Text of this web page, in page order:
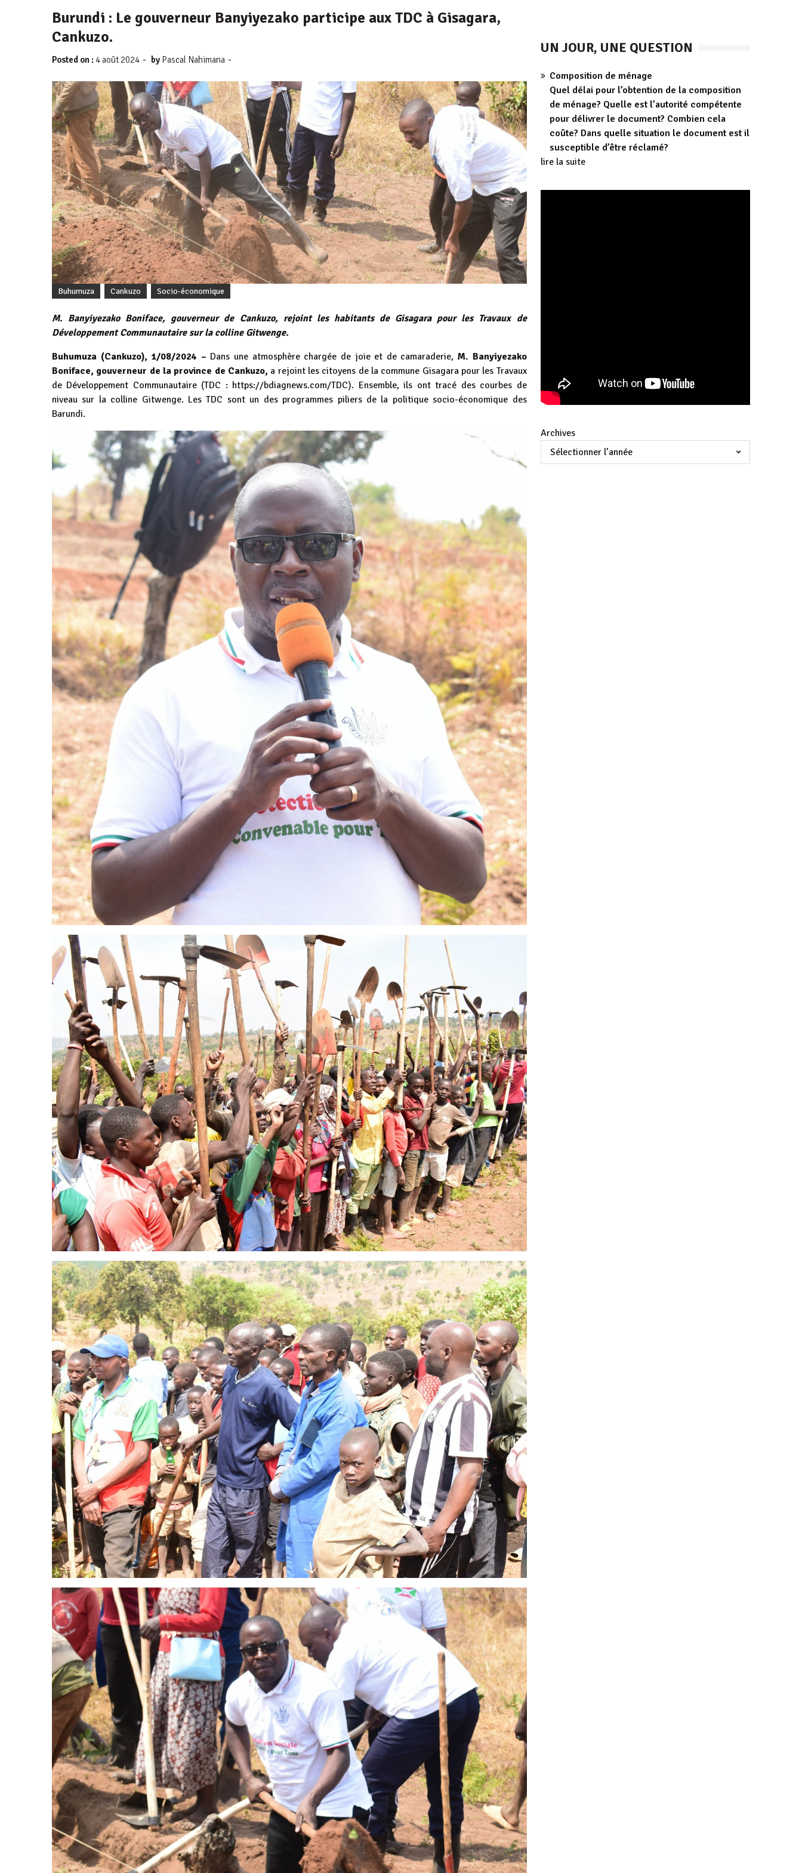
Burundi : Le gouverneur Banyiyezako participe aux TDC à Gisagara,
Cankuzo.
Posted on : 4 août 2024 - by Pascal Nahimana -
Buhumuza Cankuzo Socio-économique
M. Banyiyezako Boniface, gouverneur de Cankuzo, rejoint les habitants de Gisagara pour les Travaux de
Développement Communautaire sur la colline Gitwenge.
Buhumuza (Cankuzo), 1/08/2024 – Dans une atmosphère chargée de joie et de camaraderie,M. Banyiyezako
Boniface, gouverneur de la province de Cankuzo, a rejoint les citoyens de la commune Gisagara pour les Travaux
de Développement Communautaire (TDC : https://bdiagnews.com/TDC). Ensemble, ils ont tracé des courbes de
niveau sur la colline Gitwenge. Les TDC sont un des programmes piliers de la politique socio-économique des
Barundi.
UN JOUR, UNE QUESTION
Composition de ménage
Quel délai pour l’obtention de la composition
de ménage? Quelle est l’autorité compétente
pour délivrer le document? Combien cela
coûte? Dans quelle situation le document est il
susceptible d’être réclamé?
lire la suite
Archives